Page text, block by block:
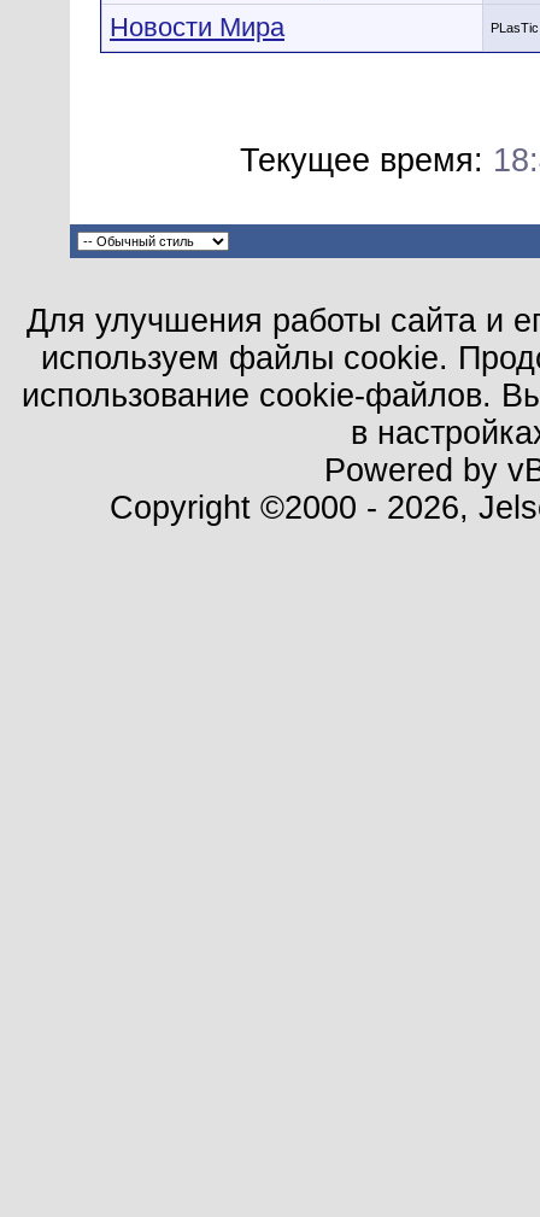
Новости Мира PLasTic
Текущее время:
Для улучшения работы сайта и
используем файлы cookie.
использование cookie-файлов.
в
Powered by
Copyright ©2000 - 2026,